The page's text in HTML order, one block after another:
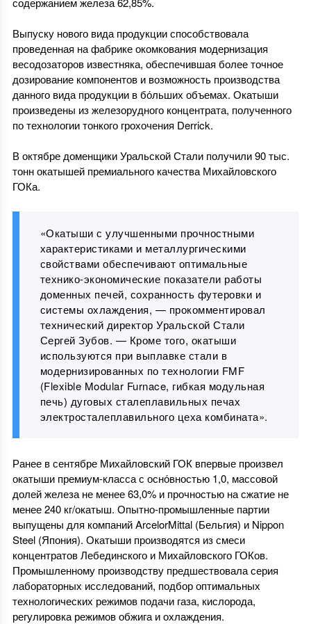
Выпуску нового вида продукции способствовала
проведенная на фабрике окомкования модернизация
весодозаторов известняка, обеспечившая более точное
дозирование компонентов и возможность производства
данного вида продукции в бо́льших объемах. Окатыши
произведены из железорудного концентрата, полученного
по технологии тонкого грохочения Derrick.
В октябре доменщики Уральской Стали получили 90 тыс.
тонн окатышей премиального качества Михайловского
ГОКа.
«Окатыши с улучшенными прочностными
характеристиками и металлургическими
свойствами обеспечивают оптимальные
технико-экономические показатели работы
доменных печей, сохранность футеровки и
системы охлаждения, — прокомментировал
технический директор Уральской Стали
Сергей Зубов. — Кроме того, окатыши
используются при выплавке стали в
модернизированных по технологии FMF
(Flexible Modular Furnace, гибкая модульная
печь) дуговых сталеплавильных печах
электросталеплавильного цеха комбината».
Ранее в сентябре Михайловский ГОК впервые произвел
окатыши премиум-класса с осно́вностью 1,0, массовой
долей железа не менее 63,0% и прочностью на сжатие не
менее 240 кг/окатыш. Опытно-промышленные партии
выпущены для компаний ArcelorMittal (Бельгия) и Nippon
Steel (Япония). Окатыши производятся из смеси
концентратов Лебединского и Михайловского ГОКов.
Промышленному производству предшествовала серия
лабораторных исследований, подбор оптимальных
технологических режимов подачи газа, кислорода,
регулировка режимов обжига и охлаждения.